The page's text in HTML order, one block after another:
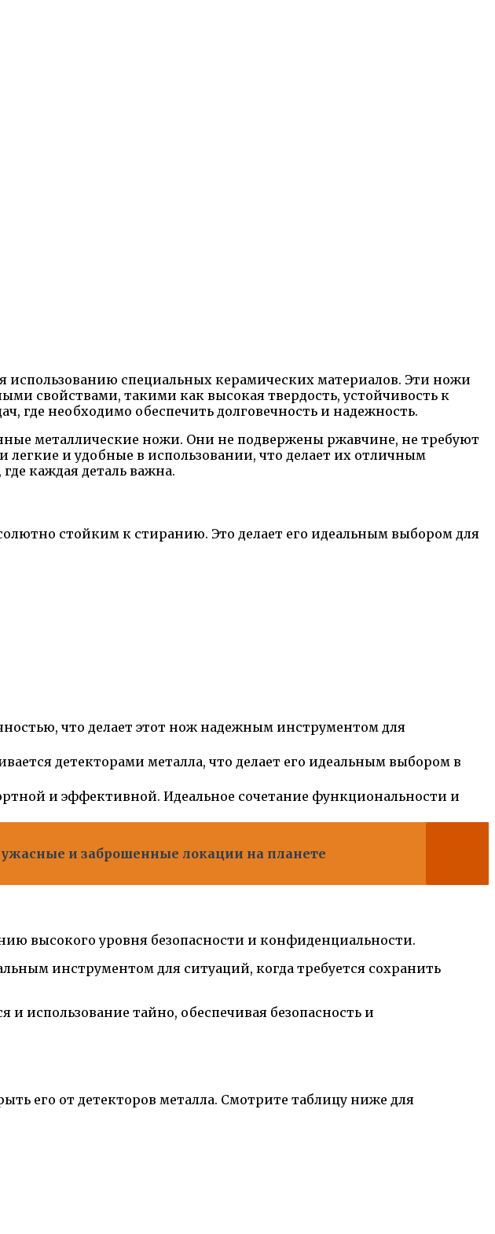
использованию специальных керамических материалов. Эти ножи
свойствами, такими как высокая твердость, устойчивость к
где необходимо обеспечить долговечность и надежность.
металлические ножи. Они не подвержены ржавчине, не требуют
и удобные в использовании, что делает их отличным
каждая деталь важна.
стойким к стиранию. Это делает его идеальным выбором для
что делает этот нож надежным инструментом для
детекторами металла, что делает его идеальным выбором в
и эффективной. Идеальное сочетание функциональности и
и заброшенные локации на планете
высокого уровня безопасности и конфиденциальности.
инструментом для ситуаций, когда требуется сохранить
использование тайно, обеспечивая безопасность и
его от детекторов металла. Смотрите таблицу ниже для